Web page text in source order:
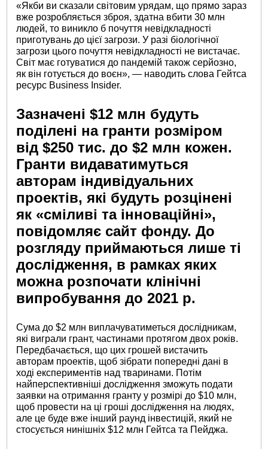
«Якби ви сказали світовим урядам, що прямо зараз
вже розробляється зброя, здатна вбити 30 млн
людей, то виникло б почуття невідкладності
приготувань до цієї загрози. У разі біологічної
загрози цього почуття невідкладності не вистачає.
Світ має готуватися до пандемій також серйозно,
як він готується до воєн», — наводить слова Гейтса
ресурс Business Insider.
Зазначені $12 млн будуть
поділені на гранти розміром
від $250 тис. до $2 млн кожен.
Гранти видаватимуться
авторам індивідуальних
проектів, які будуть розцінені
як «сміливі та інноваційні»,
повідомляє сайт фонду. До
розгляду приймаються лише ті
дослідження, в рамках яких
можна розпочати клінічні
випробування до 2021 р.
Сума до $2 млн виплачуватиметься дослідникам,
які виграли грант, частинами протягом двох років.
Передбачається, що цих грошей вистачить
авторам проектів, щоб зібрати попередні дані в
ході експериментів над тваринами. Потім
найперспективніші дослідження зможуть подати
заявки на отримання гранту у розмірі до $10 млн,
щоб провести на ці гроші дослідження на людях,
але це буде вже інший раунд інвестицій, який не
стосується нинішніх $12 млн Гейтса та Пейджа.